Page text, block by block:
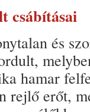
csábításai
és
hamar
rejlő erőt,